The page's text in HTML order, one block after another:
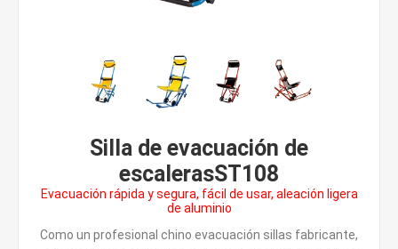
Silla de evacuación de
escalerasST108
Evacuación rápida y segura, fácil de usar, aleación ligera
de aluminio
Como un profesional chino evacuación sillas fabricante,